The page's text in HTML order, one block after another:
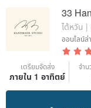
33
ไต้หวัน |
ออนไลน์ล่
เตรียมจัดส่ง
ภายใน 1 อาทิตย์
จำ